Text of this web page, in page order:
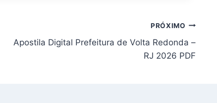
PRÓXIMO
Apostila Digital Prefeitura de Volta Redonda –
RJ 2026 PDF